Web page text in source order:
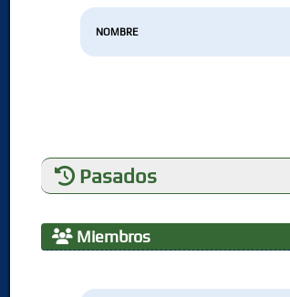
NOMBRE
Pasados
Miembros